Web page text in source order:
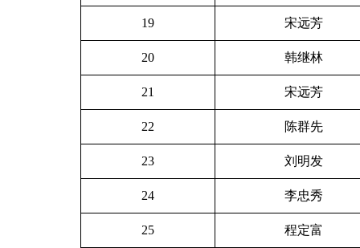
19 宋远芳
20 韩继林
21 宋远芳
22 陈群先
23 刘明发
24 李忠秀
25 程定富